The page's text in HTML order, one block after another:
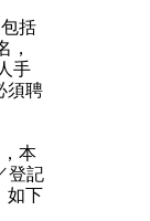
括
，
手
須聘
本
登記
如下